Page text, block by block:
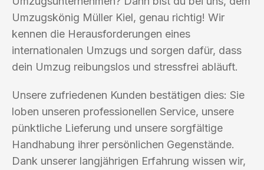
Umzugskönig Müller Kiel, genau richtig! Wir
kennen die Herausforderungen eines
internationalen Umzugs und sorgen dafür, dass
dein Umzug reibungslos und stressfrei abläuft.
Unsere zufriedenen Kunden bestätigen dies: Sie
loben unseren professionellen Service, unsere
pünktliche Lieferung und unsere sorgfältige
Handhabung ihrer persönlichen Gegenstände.
Dank unserer langjährigen Erfahrung wissen wir,